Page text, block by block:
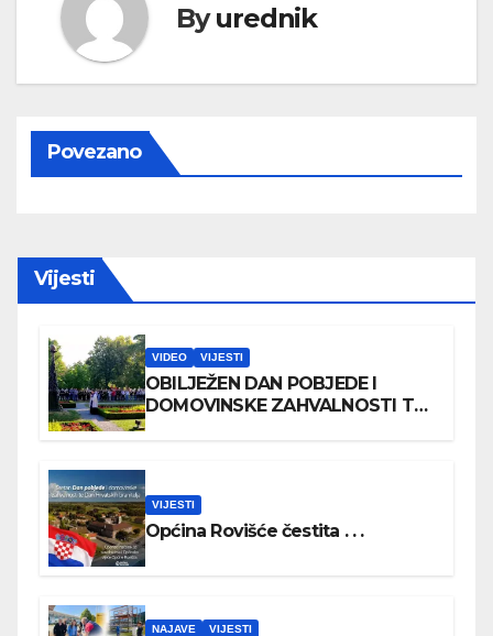
Byurednik
Povezano
Vijesti
VIDEO VIJESTI
OBILJEŽEN DAN POBJEDE I
DOMOVINSKE ZAHVALNOSTI TE
VIJESTI
Općina Rovišće čestita . . .
NAJAVE VIJESTI